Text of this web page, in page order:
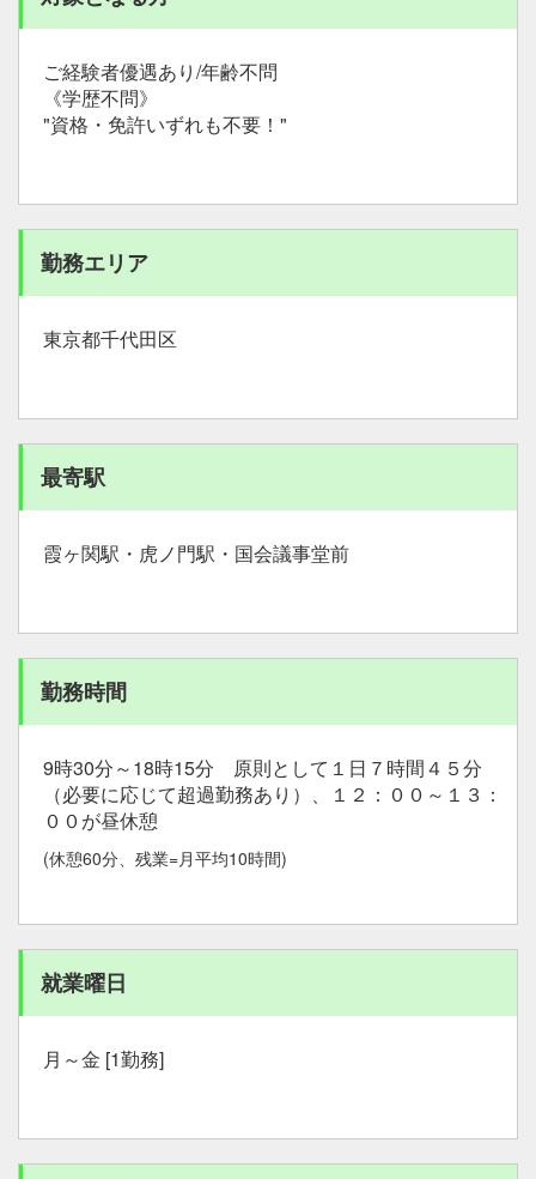
ご経験者優遇あり/年齢不問
《学歴不問》
"資格・免許いずれも不要！"
勤務エリア
東京都千代田区
最寄駅
霞ヶ関駅・虎ノ門駅・国会議事堂前
勤務時間
9時30分～18時15分 原則として１日７時間４５分
（必要に応じて超過勤務あり）、１２：００～１３：
００が昼休憩
(休憩60分、残業=月平均10時間)
就業曜日
月～金 [1勤務]